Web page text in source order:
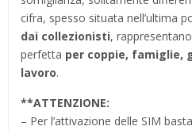
cifra, spesso situata nell’ultima
dai collezionisti,
perfetta per coppie, famiglie,
lavoro.
**ATTENZIONE:
– Per l’attivazione delle SIM